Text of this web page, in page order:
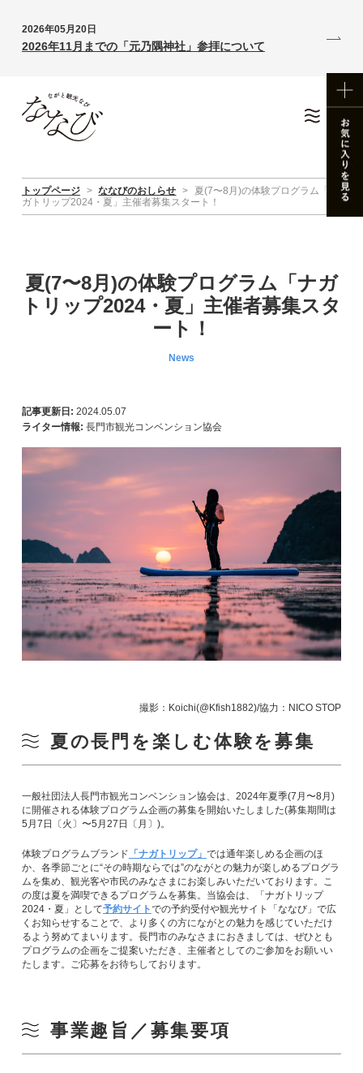
2026年05月20日
2026年11月までの「元乃隅神社」参拝について
トップページ > ななびのおしらせ >
夏(7〜8月)の体験プログラム「ナ
ガトリップ2024・夏」主催者募集スタート！
夏(7〜8月)の体験プログラム「ナガ
トリップ2024・夏」主催者募集スタ
ート！
News
記事更新日: 2024.05.07
ライター情報: 長門市観光コンベンション協会
撮影：Koichi(@Kfish1882)/協力：NICO STOP
夏の長門を楽しむ体験を募集
一般社団法人長門市観光コンベンション協会は、2024年夏季(7月〜8月)
に開催される体験プログラム企画の募集を開始いたしました(募集期間は
5月7日〔火〕〜5月27日〔月〕)。
体験プログラムブランド 「ナガトリップ」 では通年楽しめる企画のほ
か、各季節ごとに“その時期ならでは”のながとの魅力が楽しめるプログラ
ムを集め、観光客や市民のみなさまにお楽しみいただいております。こ
の度は夏を満喫できるプログラムを募集。当協会は、「ナガトリップ
2024・夏」として予約サイトでの予約受付や観光サイト「ななび」で広
くお知らせすることで、より多くの方にながとの魅力を感じていただけ
るよう努めてまいります。長門市のみなさまにおきましては、ぜひとも
プログラムの企画をご提案いただき、主催者としてのご参加をお願いい
たします。ご応募をお待ちしております。
事業趣旨／募集要項